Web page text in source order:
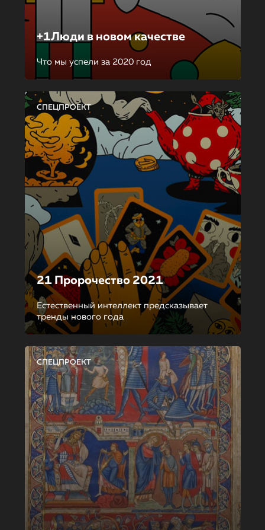
+1Люди в новом качестве
Что мы успели за 2020 год
СПЕЦПРОЕКТ
21 Пророчество 2021
Естественный интеллект предсказывает
тренды нового года
СПЕЦПРОЕКТ